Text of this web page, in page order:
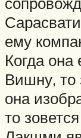
ему
Когда она
Вишну, то
она
то